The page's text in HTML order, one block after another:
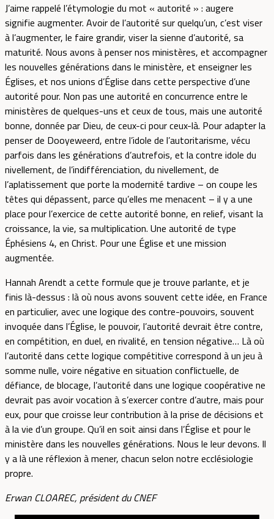
J’aime rappelé l’étymologie du mot « autorité » : augere
signifie augmenter. Avoir de l’autorité sur quelqu’un, c’est viser
à l’augmenter, le faire grandir, viser la sienne d’autorité, sa
maturité. Nous avons à penser nos ministères, et accompagner
les nouvelles générations dans le ministère, et enseigner les
Églises, et nos unions d’Église dans cette perspective d’une
autorité pour. Non pas une autorité en concurrence entre le
ministères de quelques-uns et ceux de tous, mais une autorité
bonne, donnée par Dieu, de ceux-ci pour ceux-là. Pour adapter la
penser de Dooyeweerd, entre l’idole de l’autoritarisme, vécu
parfois dans les générations d’autrefois, et la contre idole du
nivellement, de l’indifférenciation, du nivellement, de
l’aplatissement que porte la modernité tardive – on coupe les
têtes qui dépassent, parce qu’elles me menacent – il y a une
place pour l’exercice de cette autorité bonne, en relief, visant la
croissance, la vie, sa multiplication. Une autorité de type
Éphésiens 4, en Christ. Pour une Église et une mission
augmentée.
Hannah Arendt a cette formule que je trouve parlante, et je
finis là-dessus : là où nous avons souvent cette idée, en France
en particulier, avec une logique des contre-pouvoirs, souvent
invoquée dans l’Église, le pouvoir, l’autorité devrait être contre,
en compétition, en duel, en rivalité, en tension négative… Là où
l’autorité dans cette logique compétitive correspond à un jeu à
somme nulle, voire négative en situation conflictuelle, de
défiance, de blocage, l’autorité dans une logique coopérative ne
devrait pas avoir vocation à s’exercer contre d’autre, mais pour
eux, pour que croisse leur contribution à la prise de décisions et
à la vie d’un groupe. Qu’il en soit ainsi dans l’Église et pour le
ministère dans les nouvelles générations. Nous le leur devons. Il
y a là une réflexion à mener, chacun selon notre ecclésiologie
propre.
Erwan CLOAREC, président du CNEF